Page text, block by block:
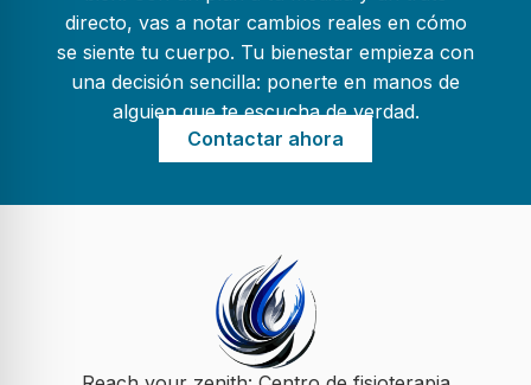
directo, vas a notar cambios reales en cómo
se siente tu cuerpo. Tu bienestar empieza con
una decisión sencilla: ponerte en manos de
alguien que te escucha de verdad.
Contactar ahora